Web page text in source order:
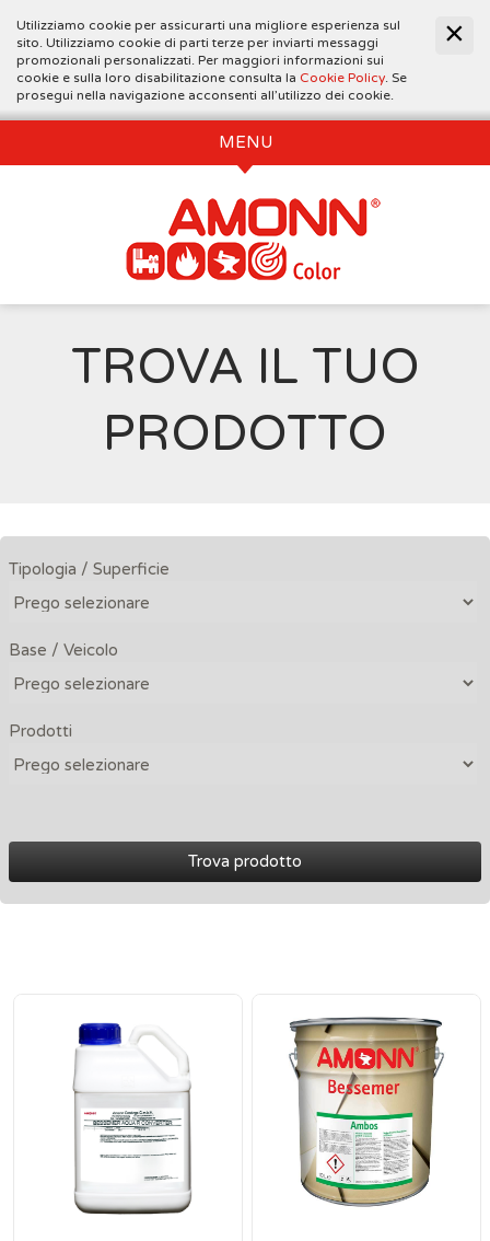
Utilizziamo cookie per assicurarti una migliore esperienza sul
sito. Utilizziamo cookie di parti terze per inviarti messaggi
promozionali personalizzati. Per maggiori informazioni sui
cookie e sulla loro disabilitazione consulta la Cookie Policy. Se
prosegui nella navigazione acconsenti all’utilizzo dei cookie.
MENU
TROVA IL TUO
PRODOTTO
Tipologia / Superficie
Base / Veicolo
Prodotti
Trova prodotto